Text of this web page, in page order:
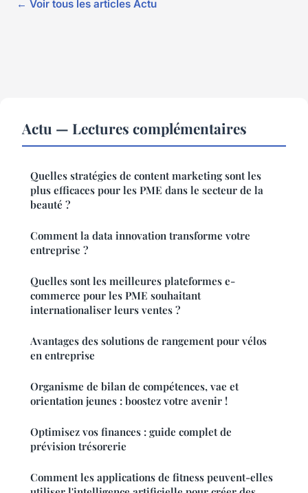
← Voir tous les articles Actu
Actu — Lectures complémentaires
Quelles stratégies de content marketing sont les
plus efficaces pour les PME dans le secteur de la
beauté ?
Comment la data innovation transforme votre
entreprise ?
Quelles sont les meilleures plateformes e-
commerce pour les PME souhaitant
internationaliser leurs ventes ?
Avantages des solutions de rangement pour vélos
en entreprise
Organisme de bilan de compétences, vae et
orientation jeunes : boostez votre avenir !
Optimisez vos finances : guide complet de
prévision trésorerie
Comment les applications de fitness peuvent-elles